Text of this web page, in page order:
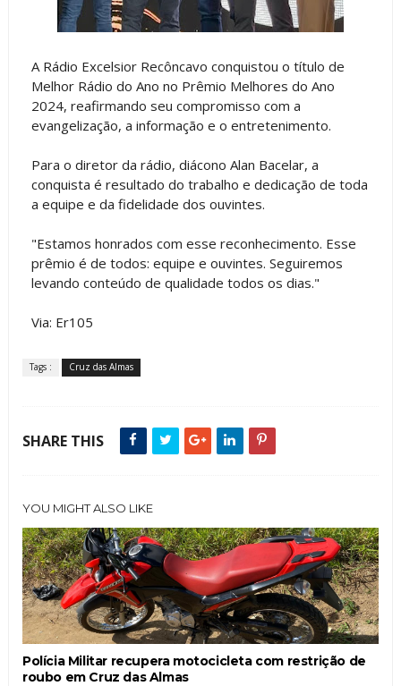
A Rádio Excelsior Recôncavo conquistou o título de
Melhor Rádio do Ano no Prêmio Melhores do Ano
2024, reafirmando seu compromisso com a
evangelização, a informação e o entretenimento.
Para o diretor da rádio, diácono Alan Bacelar, a
conquista é resultado do trabalho e dedicação de toda
a equipe e da fidelidade dos ouvintes.
"Estamos honrados com esse reconhecimento. Esse
prêmio é de todos: equipe e ouvintes. Seguiremos
levando conteúdo de qualidade todos os dias."
Via: Er105
Tags : Cruz das Almas
SHARE THIS
YOU MIGHT ALSO LIKE
Polícia Militar recupera motocicleta com restrição de
roubo em Cruz das Almas